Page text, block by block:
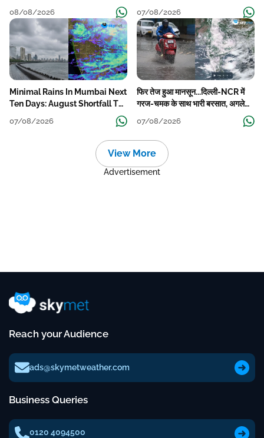
08/08/2026 07/08/2026
Minimal Rains In Mumbai Next
Ten Days: August Shortfall To
07/08/2026
फिर तेज हुआ मानसून...दिल्ली-NCR में
गरज-चमक के साथ भारी बरसात, अगले
07/08/2026
View More
Advertisement
Reach your Audience
ads@skymetweather.com
Business Queries
0120 4094500